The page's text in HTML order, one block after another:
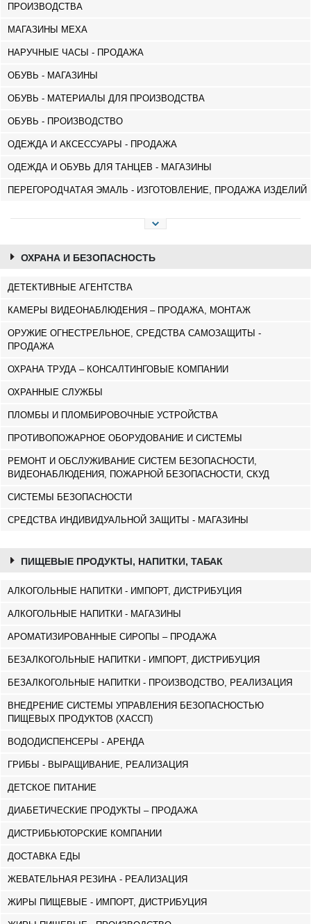
ПРОИЗВОДСТВА
МАГАЗИНЫ МЕХА
НАРУЧНЫЕ ЧАСЫ - ПРОДАЖА
ОБУВЬ - МАГАЗИНЫ
ОБУВЬ - МАТЕРИАЛЫ ДЛЯ ПРОИЗВОДСТВА
ОБУВЬ - ПРОИЗВОДСТВО
ОДЕЖДА И АКСЕССУАРЫ - ПРОДАЖА
ОДЕЖДА И ОБУВЬ ДЛЯ ТАНЦЕВ - МАГАЗИНЫ
ПЕРЕГОРОДЧАТАЯ ЭМАЛЬ - ИЗГОТОВЛЕНИЕ, ПРОДАЖА ИЗДЕЛИЙ
ОХРАНА И БЕЗОПАСНОСТЬ
ДЕТЕКТИВНЫЕ АГЕНТСТВА
КАМЕРЫ ВИДЕОНАБЛЮДЕНИЯ – ПРОДАЖА, МОНТАЖ
ОРУЖИЕ ОГНЕСТРЕЛЬНОЕ, СРЕДСТВА САМОЗАЩИТЫ -
ПРОДАЖА
ОХРАНА ТРУДА – КОНСАЛТИНГОВЫЕ КОМПАНИИ
ОХРАННЫЕ СЛУЖБЫ
ПЛОМБЫ И ПЛОМБИРОВОЧНЫЕ УСТРОЙСТВА
ПРОТИВОПОЖАРНОЕ ОБОРУДОВАНИЕ И СИСТЕМЫ
РЕМОНТ И ОБСЛУЖИВАНИЕ СИСТЕМ БЕЗОПАСНОСТИ,
ВИДЕОНАБЛЮДЕНИЯ, ПОЖАРНОЙ БЕЗОПАСНОСТИ, СКУД
СИСТЕМЫ БЕЗОПАСНОСТИ
СРЕДСТВА ИНДИВИДУАЛЬНОЙ ЗАЩИТЫ - МАГАЗИНЫ
ПИЩЕВЫЕ ПРОДУКТЫ, НАПИТКИ, ТАБАК
АЛКОГОЛЬНЫЕ НАПИТКИ - ИМПОРТ, ДИСТРИБУЦИЯ
АЛКОГОЛЬНЫЕ НАПИТКИ - МАГАЗИНЫ
АРОМАТИЗИРОВАННЫЕ СИРОПЫ – ПРОДАЖА
БЕЗАЛКОГОЛЬНЫЕ НАПИТКИ - ИМПОРТ, ДИСТРИБУЦИЯ
БЕЗАЛКОГОЛЬНЫЕ НАПИТКИ - ПРОИЗВОДСТВО, РЕАЛИЗАЦИЯ
ВНЕДРЕНИЕ СИСТЕМЫ УПРАВЛЕНИЯ БЕЗОПАСНОСТЬЮ
ПИЩЕВЫХ ПРОДУКТОВ (ХАССП)
ВОДОДИСПЕНСЕРЫ - АРЕНДА
ГРИБЫ - ВЫРАЩИВАНИЕ, РЕАЛИЗАЦИЯ
ДЕТСКОЕ ПИТАНИЕ
ДИАБЕТИЧЕСКИЕ ПРОДУКТЫ – ПРОДАЖА
ДИСТРИБЬЮТОРСКИЕ КОМПАНИИ
ДОСТАВКА ЕДЫ
ЖЕВАТЕЛЬНАЯ РЕЗИНА - РЕАЛИЗАЦИЯ
ЖИРЫ ПИЩЕВЫЕ - ИМПОРТ, ДИСТРИБУЦИЯ